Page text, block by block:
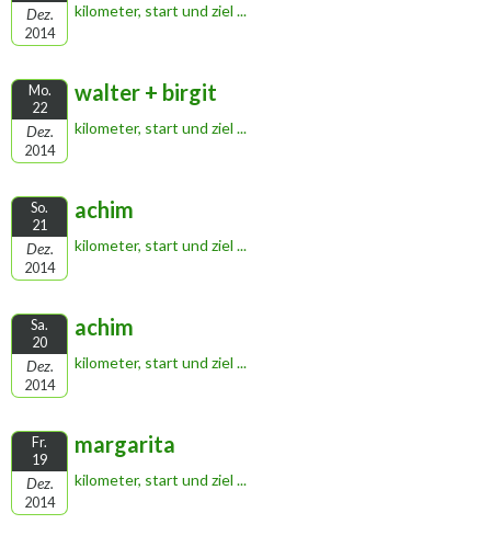
Dez.
2014
kilometer, start und ziel ...
Mo.
22
Dez.
2014
walter + birgit
kilometer, start und ziel ...
So.
21
Dez.
2014
achim
kilometer, start und ziel ...
Sa.
20
Dez.
2014
achim
kilometer, start und ziel ...
Fr.
19
Dez.
2014
margarita
kilometer, start und ziel ...